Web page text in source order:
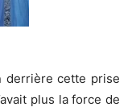
derrière cette prise
plus la force de